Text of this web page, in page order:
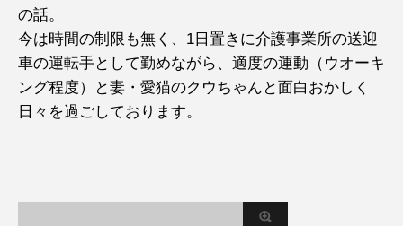
の話。
今は時間の制限も無く、1日置きに介護事業所の送迎
車の運転手として勤めながら、適度の運動（ウオーキ
ング程度）と妻・愛猫のクウちゃんと面白おかしく
日々を過ごしております。